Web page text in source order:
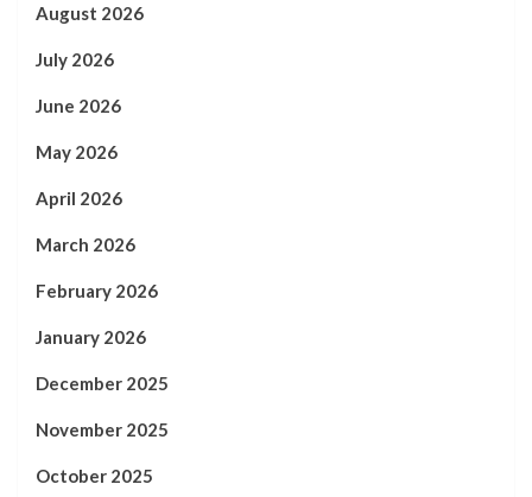
August 2026
July 2026
June 2026
May 2026
April 2026
March 2026
February 2026
January 2026
December 2025
November 2025
October 2025